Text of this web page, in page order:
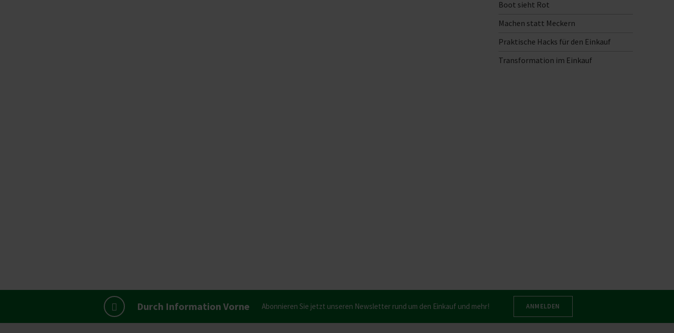
Boot sieht Rot
Machen statt Meckern
Praktische Hacks für den Einkauf
Transformation im Einkauf
Durch Information Vorne Abonnieren Sie jetzt unseren Newsletter rund um den Einkauf und mehr! ANMELDEN